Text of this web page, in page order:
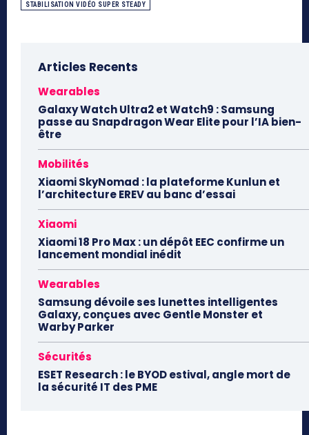
STABILISATION VIDÉO SUPER STEADY
Articles Recents
Wearables
Galaxy Watch Ultra2 et Watch9 : Samsung
passe au Snapdragon Wear Elite pour l’IA bien-
être
Mobilités
Xiaomi SkyNomad : la plateforme Kunlun et
l’architecture EREV au banc d’essai
Xiaomi
Xiaomi 18 Pro Max : un dépôt EEC confirme un
lancement mondial inédit
Wearables
Samsung dévoile ses lunettes intelligentes
Galaxy, conçues avec Gentle Monster et
Warby Parker
Sécurités
ESET Research : le BYOD estival, angle mort de
la sécurité IT des PME